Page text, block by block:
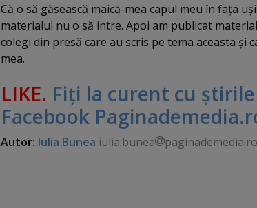
Că o să găsească maică-mea capul meu în faţa
materialul nu o să intre. Apoi am publicat
colegi din presă care au scris pe tema aceasta şi
mea.
LIKE. Fiţi la curent cu
Facebook
Autor: Iulia Bunea iulia.bunea paginademedia.ro